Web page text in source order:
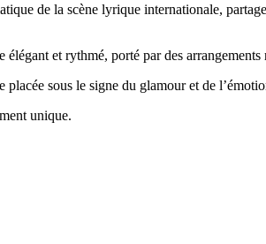
de la scène lyrique internationale,
et rythmé, porté par des
sous le signe du glamour et de
unique.